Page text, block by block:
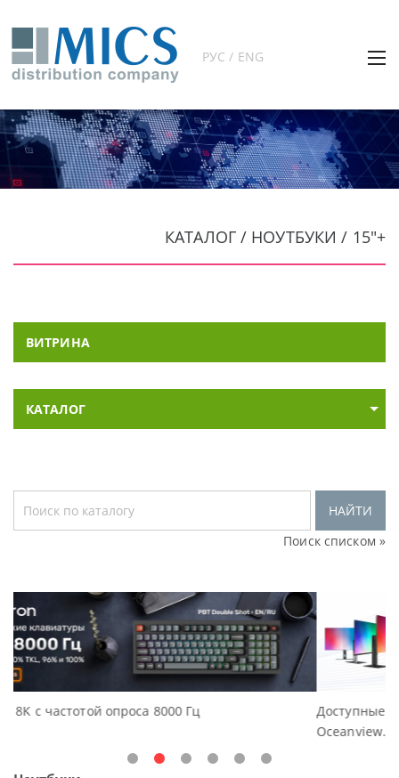
РУС / ENG
КАТАЛОГ / НОУТБУКИ / 15"+
ВИТРИНА
КАТАЛОГ
НАЙТИ
Поиск списком »
Доступные решения начального уровня,